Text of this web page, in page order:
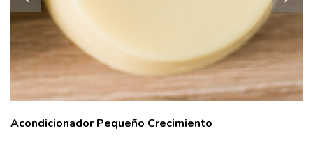
Acondicionador Pequeño Crecimiento